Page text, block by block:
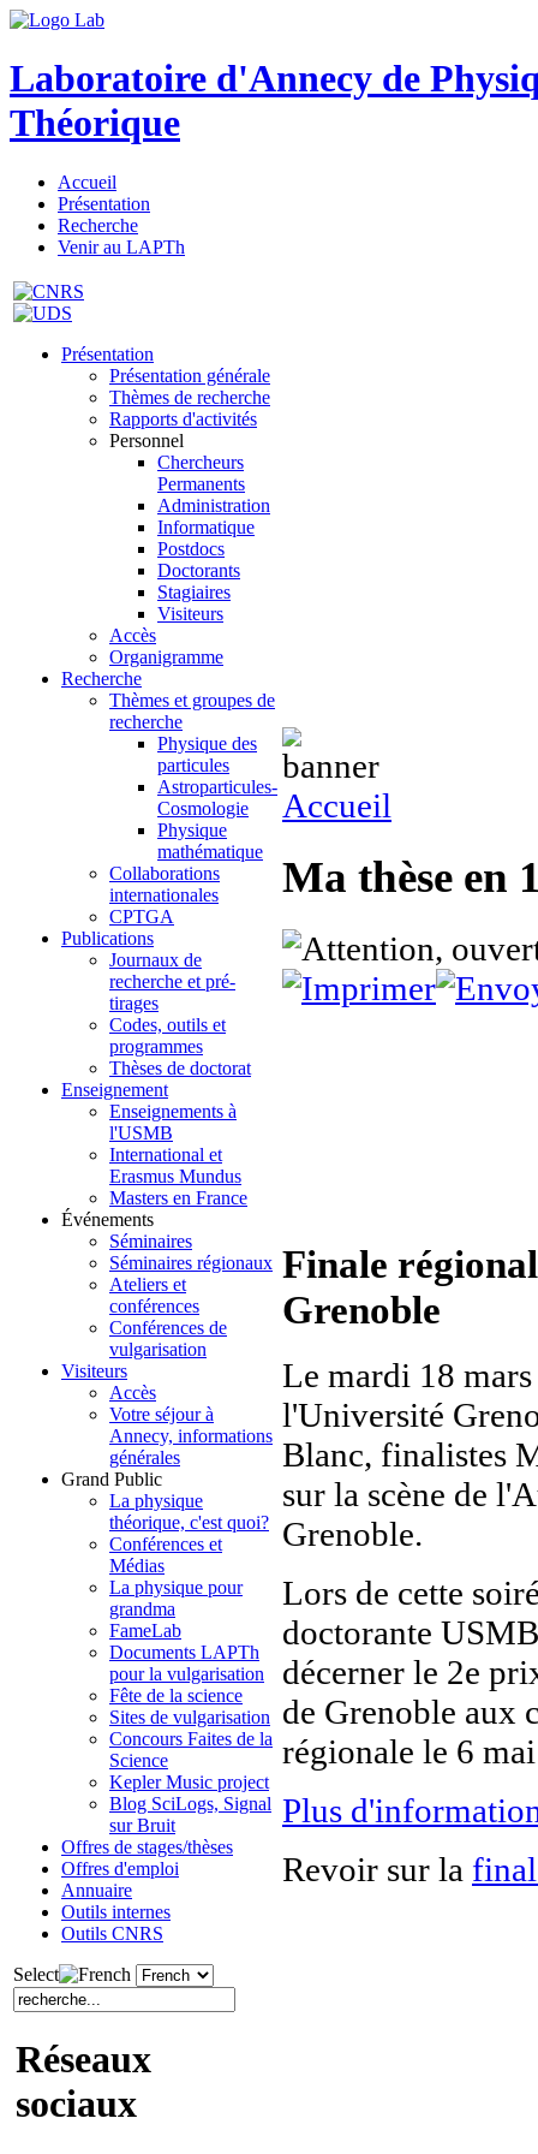
Laboratoire d'Annecy de
Théorique
Accueil
Présentation
Recherche
Venir au LAPTh
Présentation
Présentation générale
Thèmes de recherche
Rapports d'activités
Personnel
Chercheurs
Permanents
Administration
Informatique
Postdocs
Doctorants
Stagiaires
Visiteurs
Accès
Organigramme
Recherche
Thèmes et groupes de
recherche
Physique des
particules
Astroparticules-
Cosmologie
Physique
mathématique
Collaborations
internationales
CPTGA
Publications
Journaux de
recherche et pré-
tirages
Codes, outils et
programmes
Thèses de doctorat
Enseignement
Enseignements à
l'USMB
International et
Erasmus Mundus
Masters en France
Événements
Séminaires
Séminaires régionaux
Ateliers et
conférences
Conférences de
vulgarisation
Visiteurs
Accès
Votre séjour à
Annecy, informations
générales
Grand Public
La physique
théorique, c'est quoi?
Conférences et
Médias
La physique pour
grandma
FameLab
Documents LAPTh
pour la vulgarisation
Fête de la science
Sites de vulgarisation
Concours Faites de la
Science
Kepler Music project
Blog SciLogs, Signal
sur Bruit
Offres de stages/thèses
Offres d'emploi
Annuaire
Outils internes
Outils CNRS
Select
Réseaux
sociaux
Accueil
Ma thèse en
Finale
Grenoble
Le mardi 18
l'Université
Blanc, finalistes
sur la scène de
Grenoble.
Lors de cette
doctorante
décerner le 2e
de Grenoble aux
régionale le 6
Plus
Revoir sur la